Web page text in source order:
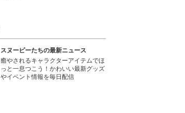
スヌーピーたちの最新ニュース
癒やされるキャラクターアイテムでほ
っと一息つこう！かわいい最新グッズ
やイベント情報を毎日配信